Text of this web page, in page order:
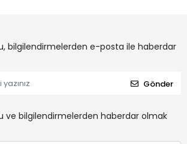
bilgilendirmelerden e-posta ile haberdar
Gönder
ve bilgilendirmelerden haberdar olmak